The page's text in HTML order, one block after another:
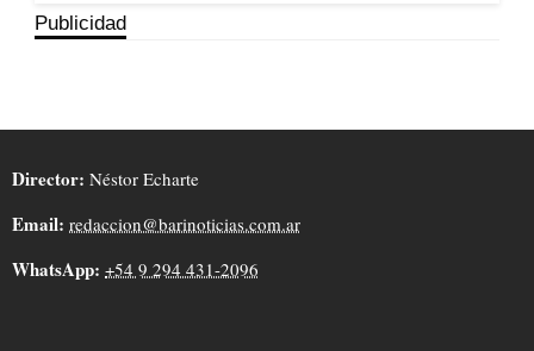
Publicidad
Director: Néstor Echarte
Email: redaccion@barinoticias.com.ar
WhatsApp: +54 9 294 431-2096